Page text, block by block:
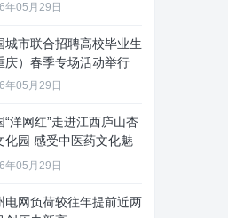
年05月29日
城市联合招聘高校毕业生
庆）春季专场活动举行
年05月29日
“洋网红”走进江西庐山杏
化园 感受中医药文化魅
年05月29日
电网负荷较往年提前近两